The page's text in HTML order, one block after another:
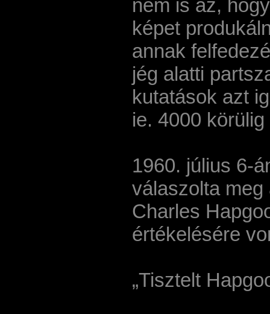
nem is az,
képet
annak
jég alatti
kutatások azt
ie. 4000
1960. július 6-
válaszolta meg
Charles
értékelésére
„Tisztelt